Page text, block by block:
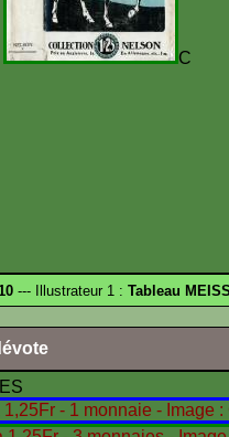
--- Illustrateur 1 : Tableau